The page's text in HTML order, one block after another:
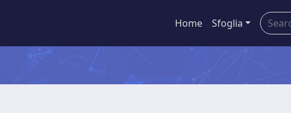
Home Sfoglia